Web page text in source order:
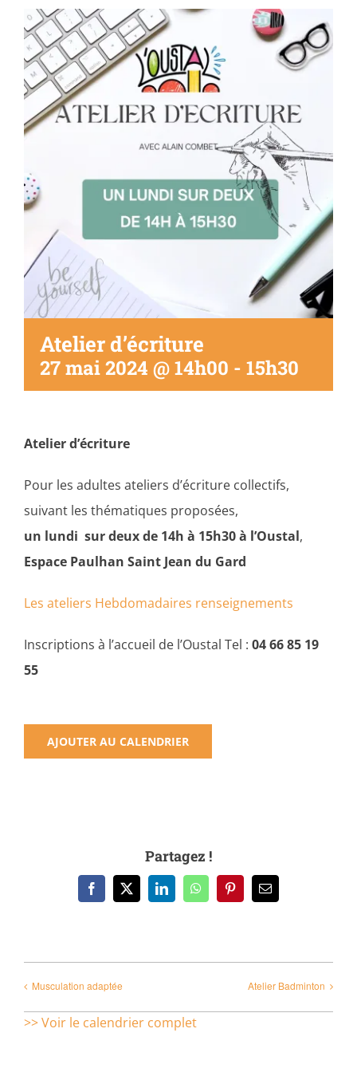
Séniors, Vie locale
Contacts
Atelier d’écriture
27 mai 2024 @ 14h00 - 15h30
Atelier d’écriture
Pour les adultes ateliers d’écriture collectifs,
suivant les thématiques proposées,
un lundi sur deux de 14h à 15h30à l’Oustal,
Espace Paulhan Saint Jean du Gard
Les ateliers Hebdomadaires renseignements
Inscriptions à l’accueil de l’Oustal Tel : 04 66 85 19
55
AJOUTER AU CALENDRIER
Partagez !
Facebook
X LinkedInWhatsAppPinterestEmail
Musculation adaptée Atelier Badminton
>> Voir le calendrier complet